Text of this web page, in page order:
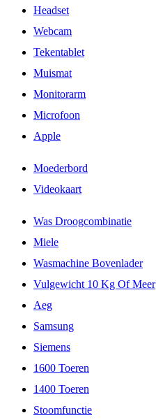
Headset
Webcam
Tekentablet
Muismat
Monitorarm
Microfoon
Apple
Moederbord
Videokaart
Was Droogcombinatie
Miele
Wasmachine Bovenlader
Vulgewicht 10 Kg Of Meer
Aeg
Samsung
Siemens
1600 Toeren
1400 Toeren
Stoomfunctie